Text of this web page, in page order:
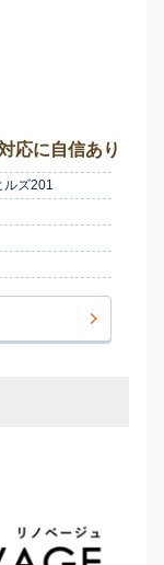
応に自信あり
ズ201